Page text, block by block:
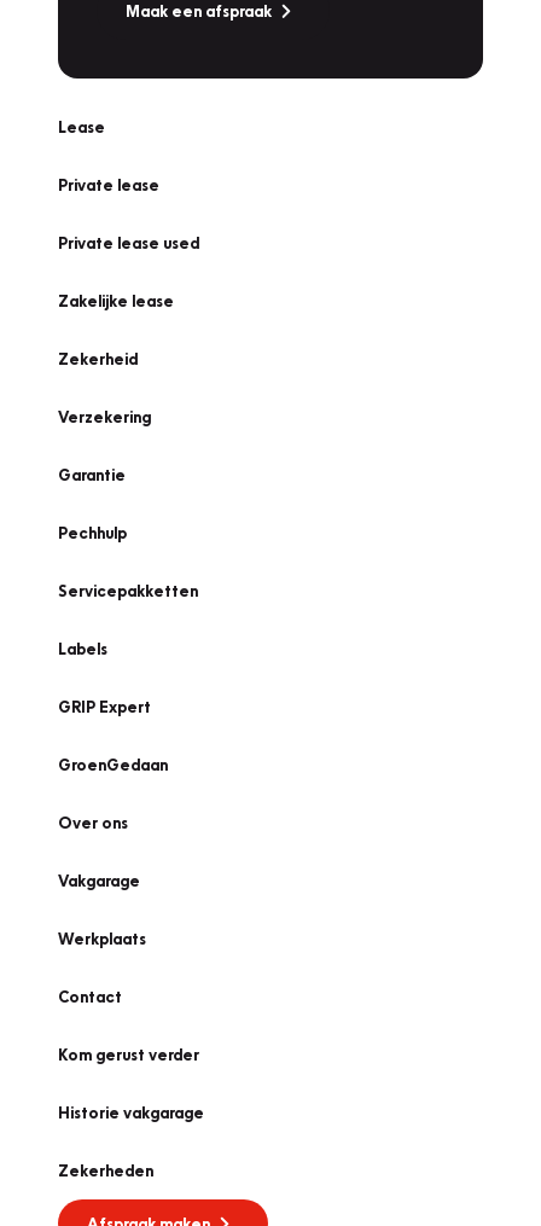
Maak een afspraak
Lease
Private lease
Private lease used
Zakelijke lease
Zekerheid
Verzekering
Garantie
Pechhulp
Servicepakketten
Labels
GRIP Expert
GroenGedaan
Over ons
Vakgarage
Werkplaats
Contact
Kom gerust verder
Historie vakgarage
Zekerheden